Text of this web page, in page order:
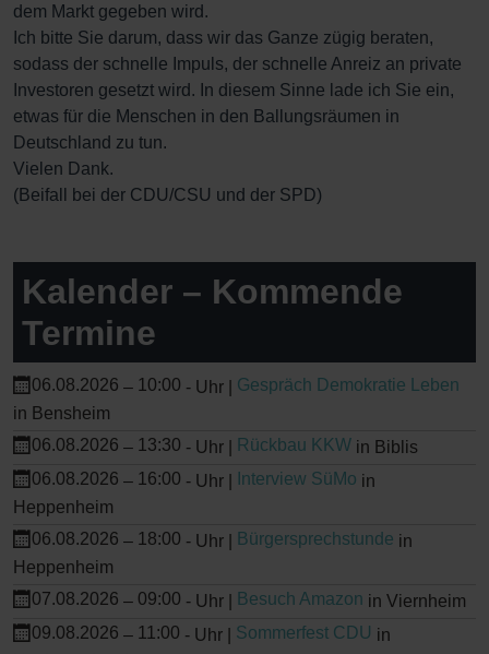
dem Markt gegeben wird.
Ich bitte Sie darum, dass wir das Ganze zügig beraten,
sodass der schnelle Impuls, der schnelle Anreiz an private
Investoren gesetzt wird. In diesem Sinne lade ich Sie ein,
etwas für die Menschen in den Ballungsräumen in
Deutschland zu tun.
Vielen Dank.
(Beifall bei der CDU/CSU und der SPD)
Kalender – Kommende
Termine
06.08.2026 – 10:00 - Uhr | Gespräch Demokratie Leben
in Bensheim
06.08.2026 – 13:30 - Uhr | Rückbau KKW in Biblis
06.08.2026 – 16:00 - Uhr | Interview SüMo in
Heppenheim
06.08.2026 – 18:00 - Uhr | Bürgersprechstunde in
Heppenheim
07.08.2026 – 09:00 - Uhr | Besuch Amazon in Viernheim
09.08.2026 – 11:00 - Uhr | Sommerfest CDU in